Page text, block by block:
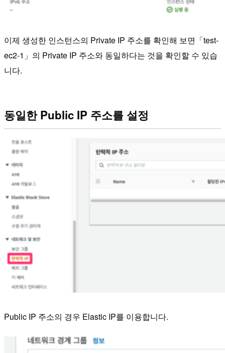
이제 생성한 인스턴스의 Private IP 주소를 확인해 보면「test-
ec2-1」의 Private IP 주소와 동일하다는 것을 확인할 수 있습
니다.
동일한 Public IP 주소를 설정
Public IP 주소의 경우 Elastic IP를 이용합니다.